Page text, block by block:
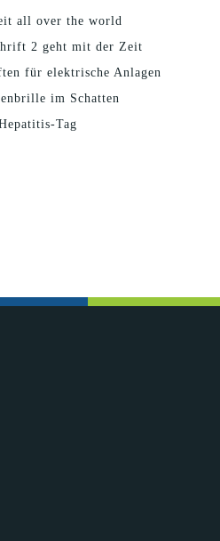
all over the world
2 geht mit der Zeit
für elektrische Anlagen
im Schatten
Tag